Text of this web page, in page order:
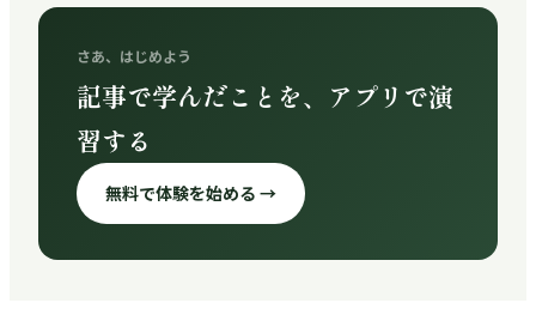
さあ、はじめよう
記事で学んだことを、アプリで演
習する
無料で体験を始める →